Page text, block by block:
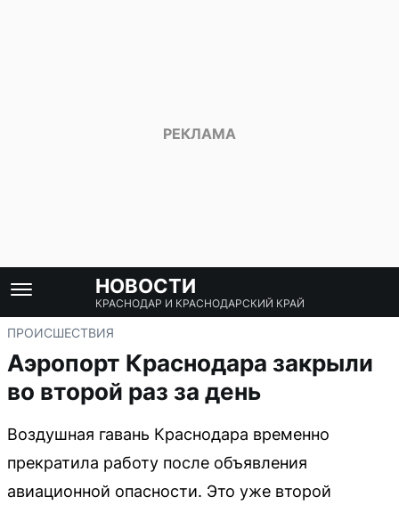
НОВОСТИ
КРАСНОДАР И КРАСНОДАРСКИЙ КРАЙ
ПРОИСШЕСТВИЯ
Аэропорт Краснодара закрыли
во второй раз за день
Воздушная гавань Краснодара временно
прекратила работу после объявления
авиационной опасности. Это уже второй